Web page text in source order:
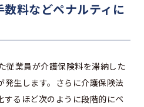
料などペナルティに
従業員が介護保険料を滞納した
生します。さらに介護保険法
するほど次のように段階的にペ